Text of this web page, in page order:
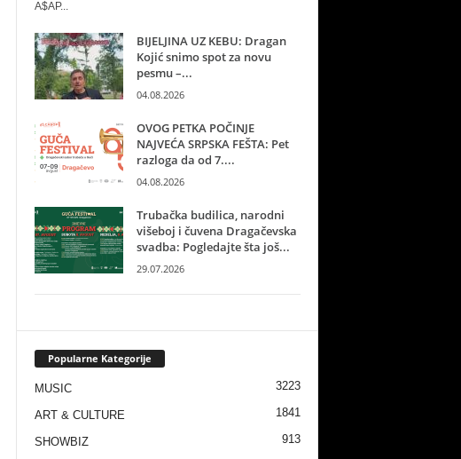
A$AP...
BIJELJINA UZ KEBU: Dragan
Kojić snimo spot za novu
pesmu –...
04.08.2026
OVOG PETKA POČINJE
NAJVEĆA SRPSKA FEŠTA: Pet
razloga da od 7....
04.08.2026
Trubačka budilica, narodni
višeboj i čuvena Dragačevska
svadba: Pogledajte šta još...
29.07.2026
Popularne Kategorije
MUSIC 3223
ART & CULTURE 1841
SHOWBIZ 913